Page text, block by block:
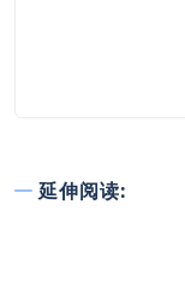
延伸阅读: